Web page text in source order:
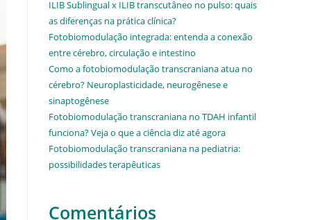
ILIB Sublingual x ILIB transcutâneo no pulso: quais
as diferenças na prática clínica?
Fotobiomodulação integrada: entenda a conexão
entre cérebro, circulação e intestino
Como a fotobiomodulação transcraniana atua no
cérebro? Neuroplasticidade, neurogênese e
sinaptogênese
Fotobiomodulação transcraniana no TDAH infantil
funciona? Veja o que a ciência diz até agora
Fotobiomodulação transcraniana na pediatria:
possibilidades terapêuticas
Comentários